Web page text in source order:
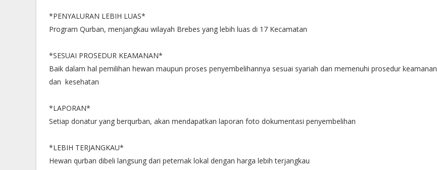
*PENYALURAN LEBIH LUAS*
Program Qurban, menjangkau wilayah Brebes yang lebih luas di 17 Kecamatan
*SESUAI PROSEDUR KEAMANAN*
Baik dalam hal pemilihan hewan maupun proses penyembelihannya sesuai syariah dan memenuhi prosedur keamanan
dan kesehatan
*LAPORAN*
Setiap donatur yang berqurban, akan mendapatkan laporan foto dokumentasi penyembelihan
*LEBIH TERJANGKAU*
Hewan qurban dibeli langsung dari peternak lokal dengan harga lebih terjangkau